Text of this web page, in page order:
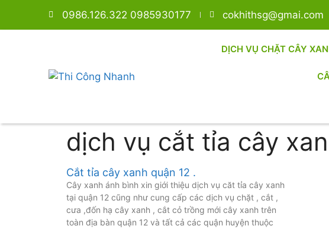
0986.126.322 0985930177 cokhithsg@gmai.com
DỊCH VỤ CHẶT CÂY
dịch vụ cắt tỉa cây
Cắt tỉa cây xanh quận 12 .
Cây xanh ánh bình xin giới thiệu dịch vụ căt tỉa cây xanh
tại quận 12 cũng như cung cấp các dịch vụ chặt , cắt ,
cưa ,đốn hạ cây xanh , cắt cỏ trồng mới cây xanh trên
toàn địa bàn quận 12 và tất cả các quận huyện thuộc